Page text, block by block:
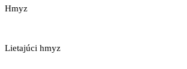
Hmyz
Lietajúci hmyz